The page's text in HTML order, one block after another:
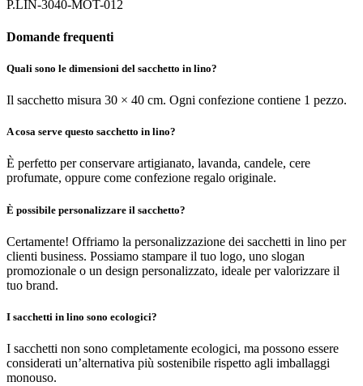
P.LIN-3040-MOT-012
Domande frequenti
Quali sono le dimensioni del sacchetto in lino?
Il sacchetto misura 30 × 40 cm. Ogni confezione contiene 1 pezzo.
A cosa serve questo sacchetto in lino?
È perfetto per conservare artigianato, lavanda, candele, cere
profumate, oppure come confezione regalo originale.
È possibile personalizzare il sacchetto?
Certamente! Offriamo la personalizzazione dei sacchetti in lino per
clienti business. Possiamo stampare il tuo logo, uno slogan
promozionale o un design personalizzato, ideale per valorizzare il
tuo brand.
I sacchetti in lino sono ecologici?
I sacchetti non sono completamente ecologici, ma possono essere
considerati un’alternativa più sostenibile rispetto agli imballaggi
monouso.